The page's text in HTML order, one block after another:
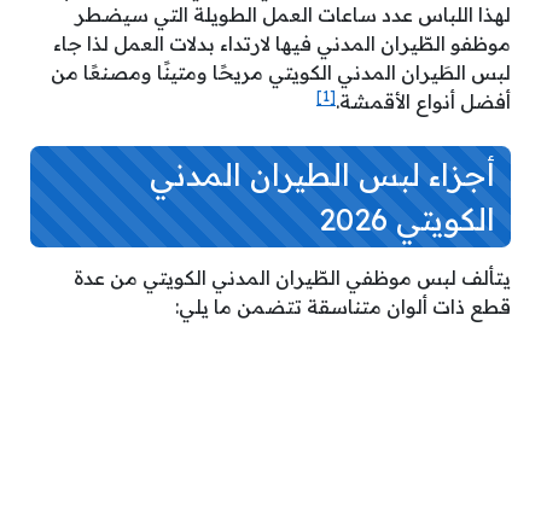
لهذا اللباس عدد ساعات العمل الطويلة التي سيضطر
موظفو الطّيران المدني فيها لارتداء بدلات العمل لذا جاء
لبس الطَيران المدني الكويتي مريحًا ومتينًا ومصنعًا من
أفضل أنواع الأقمشة.[1]
أجزاء لبس الطيران المدني
الكويتي 2026
يتألف لبس موظفي الطّيران المدني الكويتي من عدة
قطع ذات ألوان متناسقة تتضمن ما يلي: